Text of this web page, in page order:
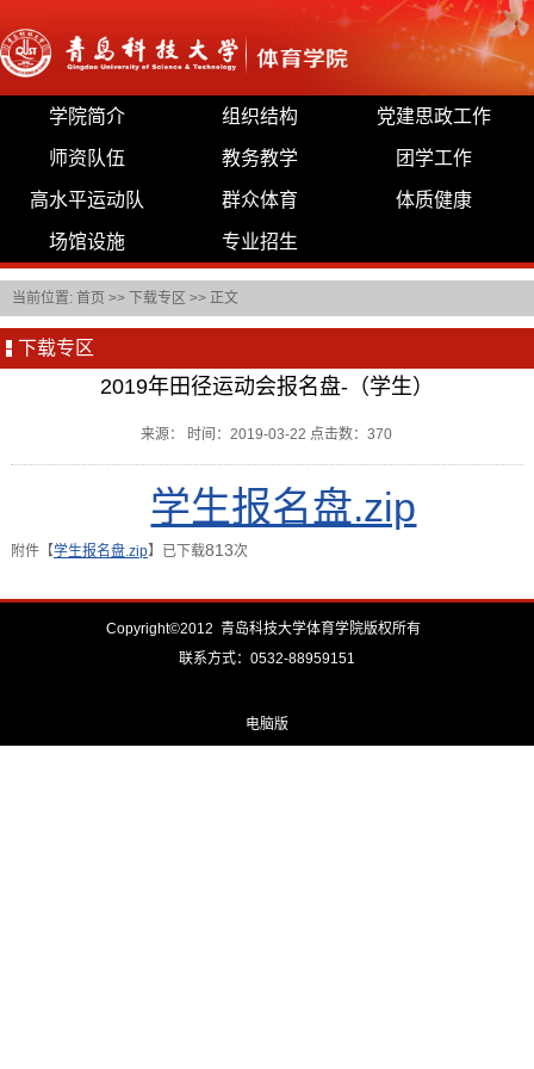
学院简介 组织结构 党建思政工作
师资队伍 教务教学 团学工作
高水平运动队 群众体育 体质健康
场馆设施 专业招生
当前位置: 首页 >> 下载专区 >> 正文
下载专区
2019年田径运动会报名盘-（学生）
来源： 时间：2019-03-22 点击数：370
学生报名盘.zip
附件【学生报名盘.zip】已下载813次
Copyright©2012 青岛科技大学体育学院版权所有
联系方式：0532-88959151
电脑版